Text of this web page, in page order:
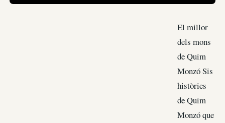
El millor
dels mons
de Quim
Monzó Sis
històries
de Quim
Monzó que